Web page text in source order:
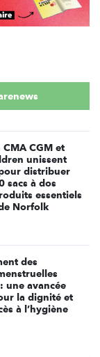
CMA CGM et
unissent
distribuer
sacs à dos
essentiels
Norfolk
des
une avancée
la dignité et
à l’hygiène